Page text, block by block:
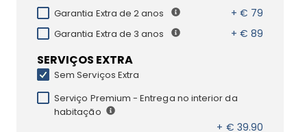
Garantia Extra de 2 anos + € 79
Garantia Extra de 3 anos + € 89
SERVIÇOS EXTRA
Sem Serviços Extra
Serviço Premium - Entrega no interior da
habitação
+ € 39.90